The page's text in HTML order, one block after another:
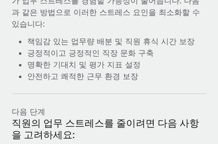
과 같은 방법으로 이러한 스트레스 요인을 최소화할 수
있습니다:
책임감 있는 업무량 배분 및 직원 휴식 시간 보장
긍정적이고 긍정적인 직장 문화 구축
명확한 기대치 및 평가 지표 설정
안전하고 쾌적한 근무 환경 보장
다음 단계
직원의 업무 스트레스를 줄이려면 다음 사항
을 고려하세요: